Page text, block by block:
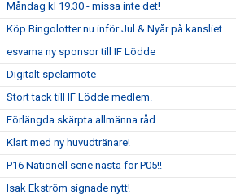
Måndag kl 19.30 - missa inte det!
Köp Bingolotter nu inför Jul & Nyår på kansliet.
esvama ny sponsor till IF Lödde
Digitalt spelarmöte
Stort tack till IF Lödde medlem.
Förlängda skärpta allmänna råd
Klart med ny huvudtränare!
P16 Nationell serie nästa för P05!!
Isak Ekström signade nytt!